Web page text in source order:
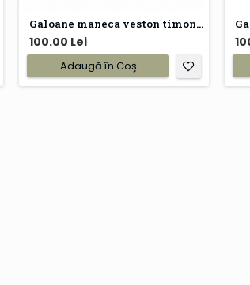
Galoane maneca veston timonier marina fluviala
100.00 Lei
Adaugă în Coş